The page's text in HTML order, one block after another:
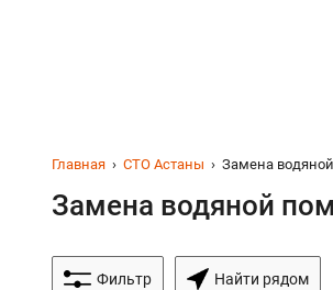
Главная СТО Астаны Замена
Замена водяной
Фильтр Найти рядом